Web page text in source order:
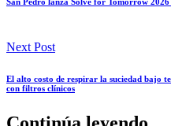
Next Post
El alto costo de respirar la suciedad bajo
con filtros clínicos